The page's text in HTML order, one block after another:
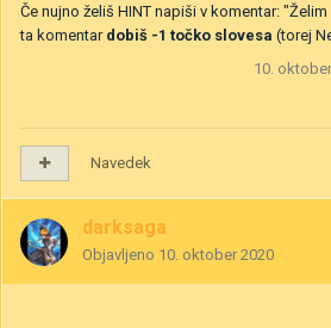
Če nujno želiš HINT napiši v komentar:
ta komentar dobiš -1 točko slovesa (torej
10.
Navedek
darksaga
Objavljeno 10. oktober 2020